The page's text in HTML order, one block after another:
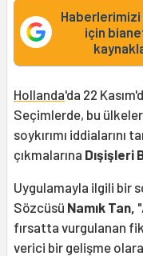
Haberlerimizi
için
Hollanda'da 22
Seçimlerde, bu
soykırımı iddialarını
çıkmalarına Dışişleri
Uygulamayla ilgili bir
Sözcüsü Namık Tan,
fırsatta vurgulanan
verici bir gelişme